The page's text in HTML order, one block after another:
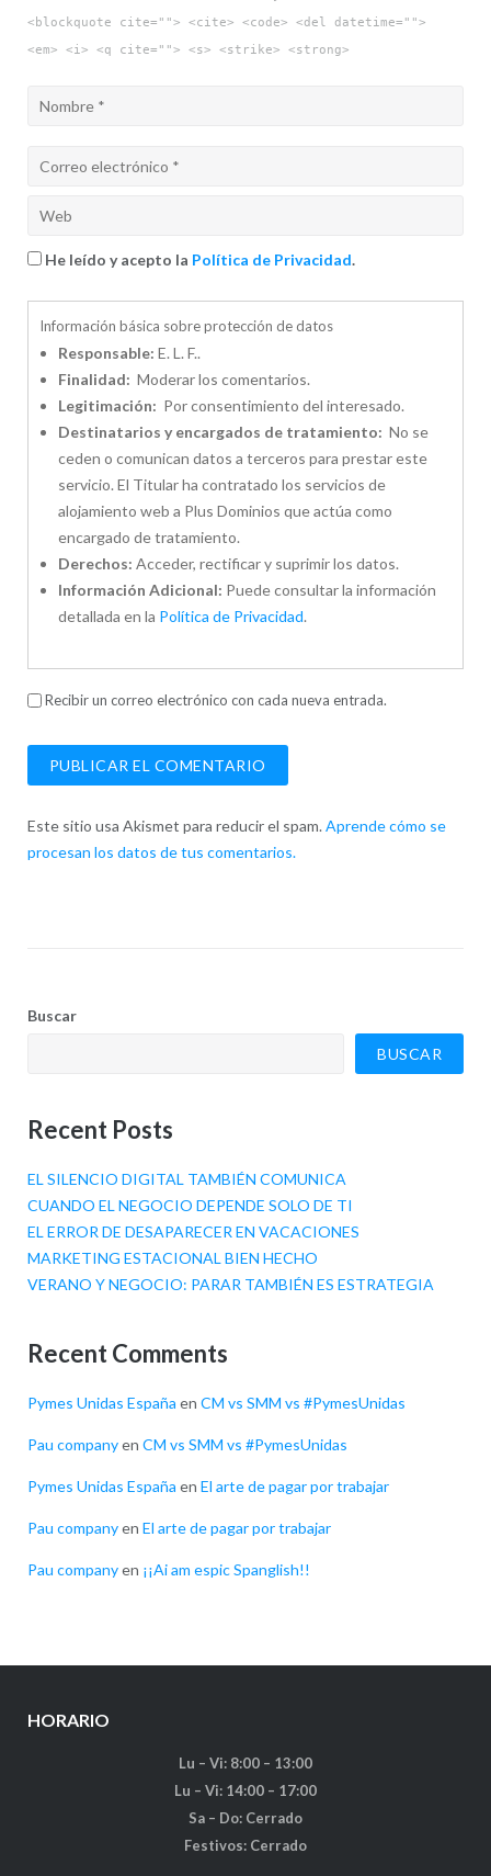
<blockquote cite=""> <cite> <code> <del datetime="">
<em> <i> <q cite=""> <s> <strike> <strong>
He leído y acepto la Política de Privacidad.
Información básica sobre protección de datos
Responsable: E. L. F..
Finalidad: Moderar los comentarios.
Legitimación: Por consentimiento del interesado.
Destinatarios y encargados de tratamiento: No se
ceden o comunican datos a terceros para prestar este
servicio. El Titular ha contratado los servicios de
alojamiento web a Plus Dominios que actúa como
encargado de tratamiento.
Derechos: Acceder, rectificar y suprimir los datos.
Información Adicional: Puede consultar la información
detallada en la Política de Privacidad.
Recibir un correo electrónico con cada nueva entrada.
Este sitio usa Akismet para reducir el spam. Aprende cómo se
procesan los datos de tus comentarios.
Buscar
BUSCAR
Recent Posts
EL SILENCIO DIGITAL TAMBIÉN COMUNICA
CUANDO EL NEGOCIO DEPENDE SOLO DE TI
EL ERROR DE DESAPARECER EN VACACIONES
MARKETING ESTACIONAL BIEN HECHO
VERANO Y NEGOCIO: PARAR TAMBIÉN ES ESTRATEGIA
Recent Comments
Pymes Unidas España en CM vs SMM vs #PymesUnidas
Pau companyen CM vs SMM vs #PymesUnidas
Pymes Unidas España en El arte de pagar por trabajar
Pau companyen El arte de pagar por trabajar
Pau companyen ¡¡Ai am espic Spanglish!!
HORARIO
Lu – Vi: 8:00 – 13:00
Lu – Vi: 14:00 – 17:00
Sa – Do: Cerrado
Festivos: Cerrado